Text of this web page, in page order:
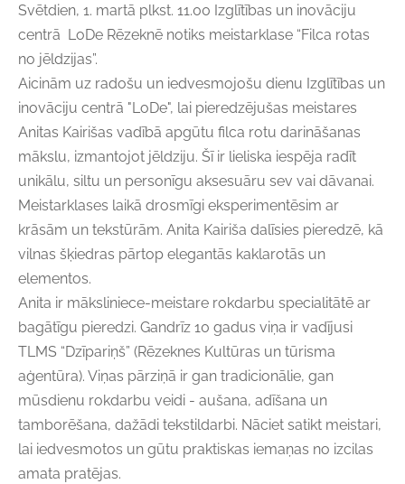
Svētdien, 1. martā plkst. 11.00 Izglītības un inovāciju
centrā LoDe Rēzeknē notiks meistarklase “Filca rotas
no jēldzijas”.
Aicinām uz radošu un iedvesmojošu dienu Izglītības un
inovāciju centrā "LoDe", lai pieredzējušas meistares
Anitas Kairišas vadībā apgūtu filca rotu darināšanas
mākslu, izmantojot jēldziju. Šī ir lieliska iespēja radīt
unikālu, siltu un personīgu aksesuāru sev vai dāvanai.
Meistarklases laikā drosmīgi eksperimentēsim ar
krāsām un tekstūrām. Anita Kairiša dalīsies pieredzē, kā
vilnas šķiedras pārtop elegantās kaklarotās un
elementos.
Anita ir māksliniece-meistare rokdarbu specialitātē ar
bagātīgu pieredzi. Gandrīz 10 gadus viņa ir vadījusi
TLMS “Dzīpariņš” (Rēzeknes Kultūras un tūrisma
aģentūra). Viņas pārziņā ir gan tradicionālie, gan
mūsdienu rokdarbu veidi - aušana, adīšana un
tamborēšana, dažādi tekstildarbi. Nāciet satikt meistari,
lai iedvesmotos un gūtu praktiskas iemaņas no izcilas
amata pratējas.